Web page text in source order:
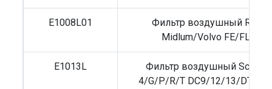
E1008L01
Фильтр воздушный RVI
Midlum/Volvo FE/FL
E1013L
Фильтр воздушный Scania
4/G/P/R/T DC9/12/13/DT12